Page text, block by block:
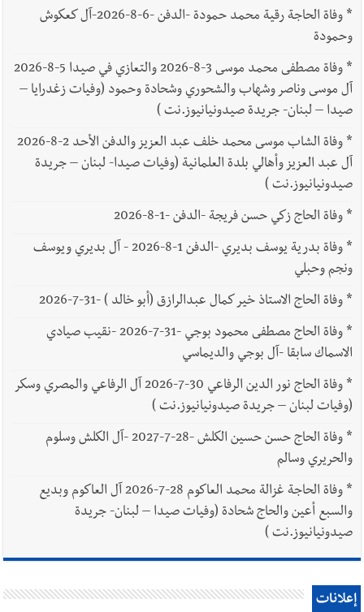
*
وفاة الحاجة رقية محمد حمودة -الدفن -6-8-2026-آل كعكوش
وحمودة
*
وفاة مصطفى محمد موسى 3-8-2026 والتعازي في صيدا 5-8-2026
آل موسى وناصر وشهاب والشحوري وشحادة وحمود (وفيات زغدرايا –
صيدا – لبنان- جريدة صيدونيانيوز.نت )
*
وفاة الشاب موسى محمد خلف عبد العزيز والدفن الأحد 2-8-2026
آل عبد العزيز وأهالي بلدة العلمانية (وفيات صيدا- لبنان – جريدة
صيدونيانيوز.نت )
*وفاة الحاج زكي حسن فريجة -الدفن -1-8-2026
*
وفاة بدرية يوسف بديري -الدفن 1-8-2026 - آل بديري ويوسف
ونجم وحبلي
*وفاة الحاج الاستاذ خير كمال عبدالرازق (أبو خالد ) -31-7-2026
*
وفاة الحاج مصطفى محمود بوجي -31-7-2026 -نقيب صيادي
الاسماك سابقا -آل بوجي والديماسي
*
وفاة الحاج نور الدين الرفاعي 30-7-2026 آل الرفاعي والمصري وسكر
(وفيات لبنان – جريدة صيدونيانيوز.نت )
*
وفاة الحاج حسن حسين الكلش -28-7-2027 -آل الكلش وسلوم
والحريري وسالم
*
وفاة الحاجة غزالة محمد العاكوم 28-7-2026 آل العاكوم وبديع
والسبع أعين والحاج شحادة (وفيات صيدا – لبنان- جريدة
صيدونيانيوز.نت )
إعلانات